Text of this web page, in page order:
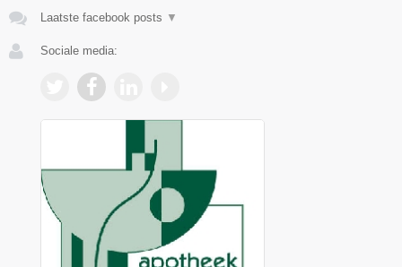
Laatste facebook posts ▼
Sociale media: